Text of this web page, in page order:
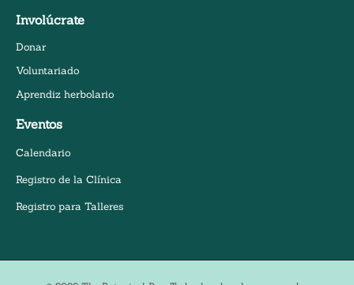
Involúcrate
Donar
Voluntariado
Aprendiz herbolario
Eventos
Calendario
Registro de la Clínica
Registro para Talleres